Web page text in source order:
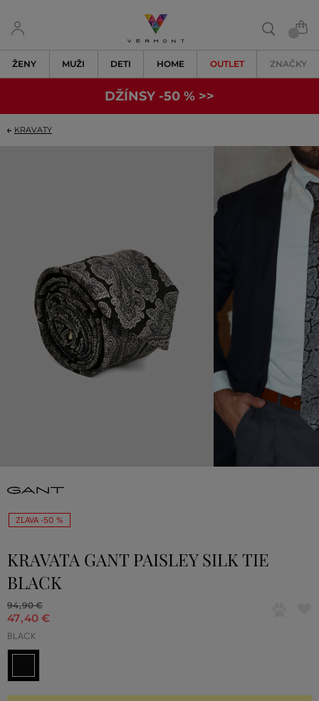
ŽENY MUŽI DETI HOME OUTLET ZNAČKY
DŽÍNSY -50 % >>
KRAVATY
ZĽAVA -50 %
KRAVATA GANT PAISLEY SILK TIE
BLACK
94,90 €
47,40 €
BLACK